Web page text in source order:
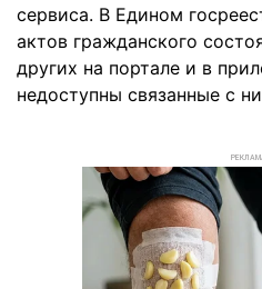
сервиса. В Едином
актов гражданского
других на портале и в
недоступны связанные с